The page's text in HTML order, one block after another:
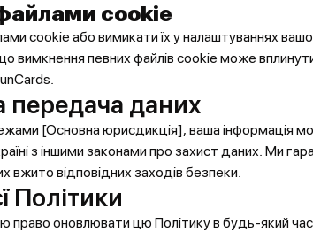
cookie
cookie або вимикати їх у налаштуваннях
вимкнення певних файлів cookie може
даних
[Основна юрисдикція], ваша інформація
з іншими законами про захист даних. Ми
вжито відповідних заходів безпеки.
Політики
право оновлювати цю Політику в будь-який